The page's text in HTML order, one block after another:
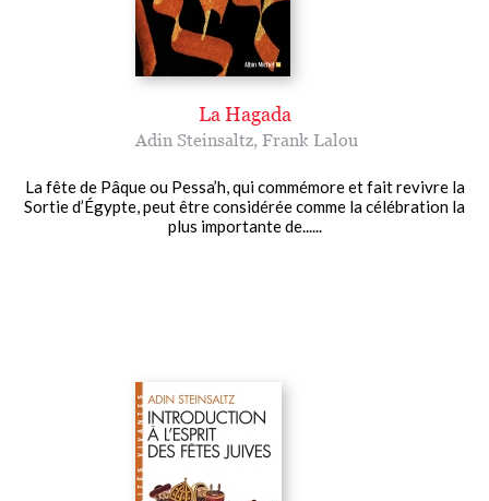
La Hagada
Adin Steinsaltz, Frank Lalou
La fête de Pâque ou Pessa’h, qui commémore et fait revivre la
Sortie d’Égypte, peut être considérée comme la célébration la
plus importante de......